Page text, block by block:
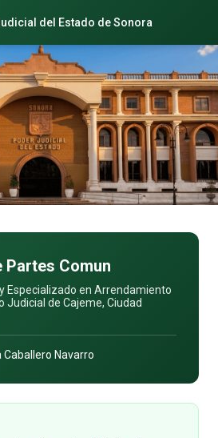
del Estado de Sonora
Partes Comun
Especializado en Arrendamiento
Judicial de Cajeme, Ciudad
Caballero Navarro